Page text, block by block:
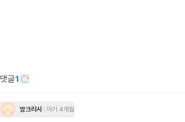
댓글1
맘크러시 아기 4개월